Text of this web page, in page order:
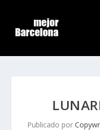
Publicado por